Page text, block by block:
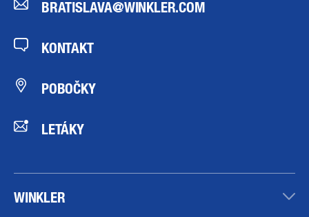
BRATISLAVA@WINKLER.COM
KONTAKT
POBOČKY
LETÁKY
WINKLER